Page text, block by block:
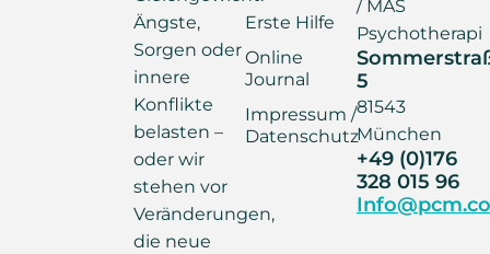
Ängste,
Sorgen oder
innere
Konflikte
belasten –
oder wir
stehen vor
Veränderungen,
die neue
Erste Hilfe
Online
Journal
Impressum /
Datenschutz
/ MAS
Psychotherapi
5
81543
München
+49 (0)176
328 015 96